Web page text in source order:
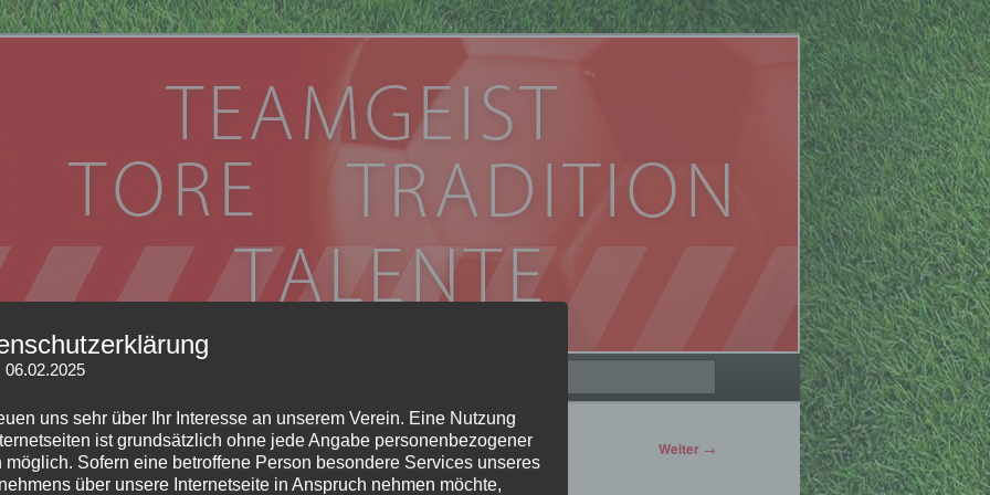
1912
Senioren
Weiter →
06.02.2025
uns sehr über Ihr Interesse an unserem Verein. Eine Nutzung
ist grundsätzlich ohne jede Angabe personenbezogener
möglich. Sofern eine betroffene Person besondere Services unseres
über unsere Internetseite in Anspruch nehmen möchte,